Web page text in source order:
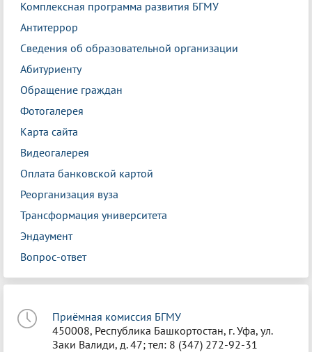
Комплексная программа развития БГМУ
Антитеррор
Сведения об образовательной организации
Абитуриенту
Обращение граждан
Фотогалерея
Карта сайта
Видеогалерея
Оплата банковской картой
Реорганизация вуза
Трансформация университета
Эндаумент
Вопрос-ответ
Приёмная комиссия БГМУ
450008, Республика Башкортостан, г. Уфа, ул.
Заки Валиди, д. 47; тел: 8 (347) 272-92-31